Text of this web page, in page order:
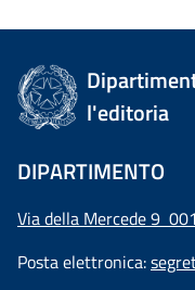
l'editoria
DIPARTIMENTO
Via della Mercede 9
Posta elettronica: